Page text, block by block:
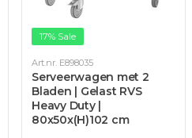
17% Sale
Art.nr. E898035
Serveerwagen met 2
Bladen | Gelast RVS
Heavy Duty |
80x50x(H)102 cm